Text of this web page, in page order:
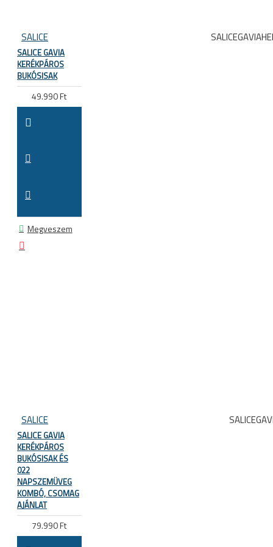
SALICE
SALICE GAVIA
KERÉKPÁROS
BUKÓSISAK
49.990 Ft
Megveszem
SALICE
SALICE GAVIA
KERÉKPÁROS
BUKÓSISAK ÉS
022
NAPSZEMÜVEG
KOMBÓ, CSOMAG
AJÁNLAT
79.990 Ft